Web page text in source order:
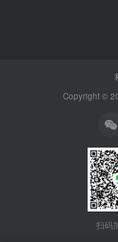
Copyright ©
扫码